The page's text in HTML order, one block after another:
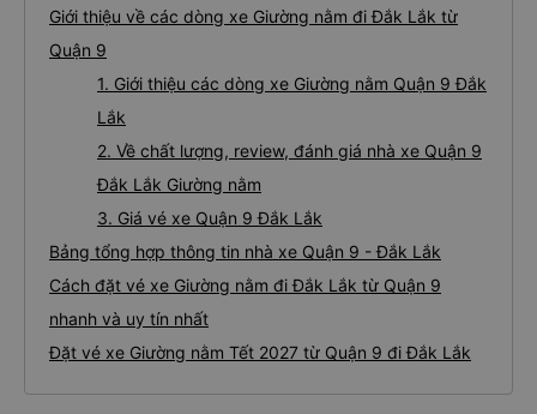
Giới thiệu về các dòng xe Giường nằm đi Đắk Lắk từ
Quận 9
1. Giới thiệu các dòng xe Giường nằm Quận 9 Đắk
Lắk
2. Về chất lượng, review, đánh giá nhà xe Quận 9
Đắk Lắk Giường nằm
3. Giá vé xe Quận 9 Đắk Lắk
Bảng tổng hợp thông tin nhà xe Quận 9 - Đắk Lắk
Cách đặt vé xe Giường nằm đi Đắk Lắk từ Quận 9
nhanh và uy tín nhất
Đặt vé xe Giường nằm Tết 2027 từ Quận 9 đi Đắk Lắk